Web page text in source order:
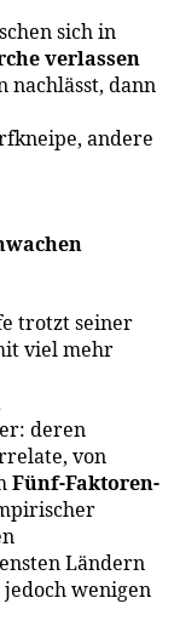
sich in
verlassen
nachlässt, dann
andere
trotzt seiner
viel mehr
deren
von
Fünf-Faktoren-
Ländern
wenigen